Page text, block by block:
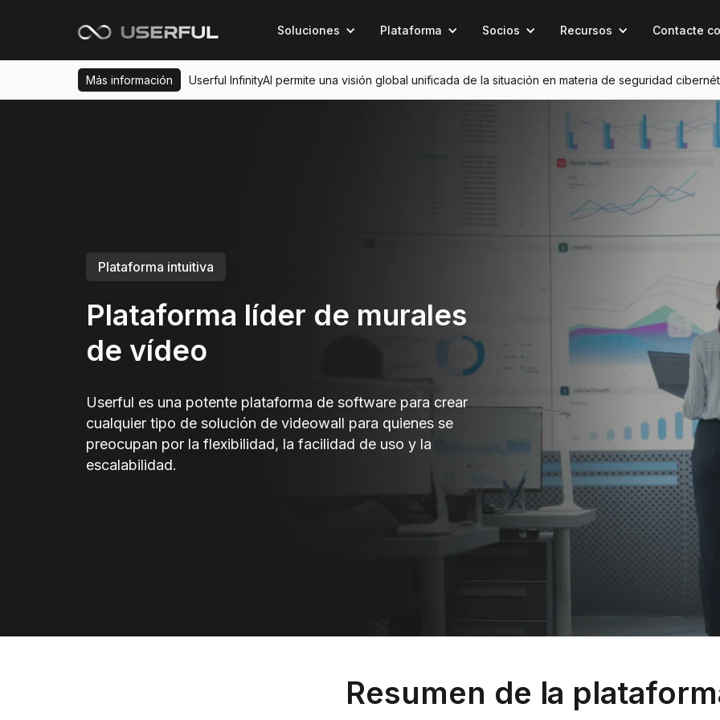
Soluciones Plataforma Socios Recursos Contacte
Más información Userful InfinityAI permite una visión global unificada de la situación en materia de seguridad
Plataforma intuitiva
Plataforma líder de murales
de vídeo
Userful es una potente plataforma de software para crear
cualquier tipo de solución de videowall para quienes se
preocupan por la flexibilidad, la facilidad de uso y la
escalabilidad.
Resumen de la